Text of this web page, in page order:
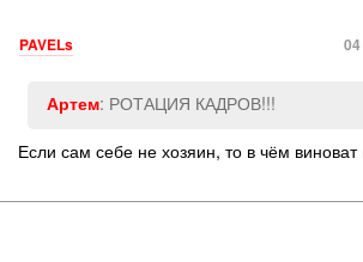
PAVELs
Артем: РОТАЦИЯ КАДРОВ!!!
Если сам себе не хозяин, то в чём виноват